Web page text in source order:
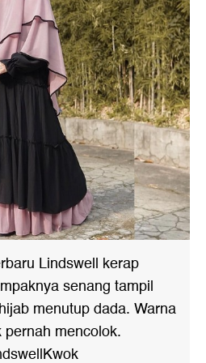
Lindswell kerap
senang tampil
menutup dada. Warna
mencolok.